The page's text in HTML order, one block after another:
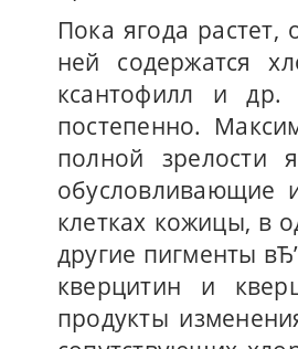
Пока ягода
ней содержатся
ксантофилл и др.
постепенно.
полной зрелости
обусловливающие
клетках кожицы, в
другие пигменты
кверцитин и
продукты